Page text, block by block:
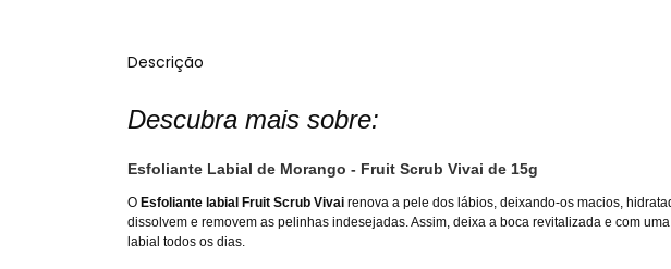
Descrição
Descubra mais sobre:
Esfoliante Labial de Morango - Fruit Scrub Vivai de 15g
O Esfoliante labial Fruit Scrub Vivai renova a pele dos lábios, deixando-os macios,
dissolvem e removem as pelinhas indesejadas. Assim, deixa a boca revitalizada e com
labial todos os dias.